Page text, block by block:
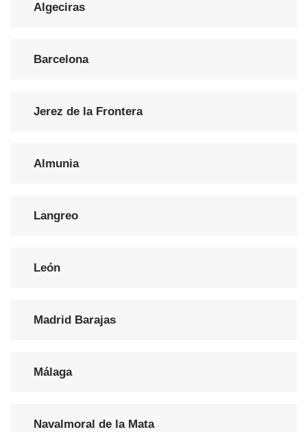
Algeciras
Barcelona
Jerez de la Frontera
Almunia
Langreo
León
Madrid Barajas
Málaga
Navalmoral de la Mata